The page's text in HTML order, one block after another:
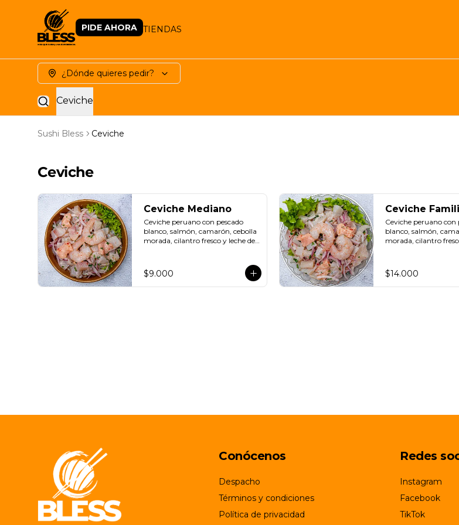
PIDE AHORA TIENDAS
¿Dónde quieres pedir?
Ceviche
Sushi Bless Ceviche
Ceviche
Ceviche Mediano
Ceviche peruano con pescado
blanco, salmón, camarón, cebolla
morada, cilantro fresco y leche de
$9.000
Ceviche
Ceviche peruano con
blanco, salmón,
morada, cilantro
$14.000
Conócenos
Despacho
Términos y condiciones
Política de privacidad
Redes
Instagram
Facebook
TikTok